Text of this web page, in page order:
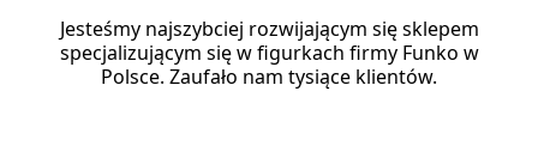
Jesteśmy najszybciej rozwijającym się sklepem
specjalizującym się w figurkach firmy Funko w
Polsce. Zaufało nam tysiące klientów.